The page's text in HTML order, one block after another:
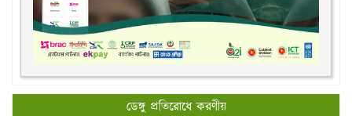
ডেঙ্গু প্রতিরোধে করণীয়